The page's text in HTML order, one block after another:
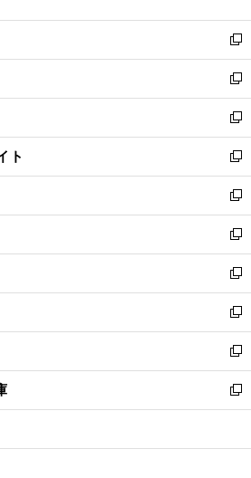
開
く
ウ
で
開
く
ン
ド
ウ
で
開
く
ウ
ィ
ン
ド
ウ
で
開
く
新
し
い
ウ
ィ
ン
ド
ウ
で
開
く
新
し
い
ウ
ィ
ン
ド
ウ
で
開
く
新
し
い
ウ
ィ
ン
ド
ウ
で
開
く
ト
新
し
い
ウ
ィ
ン
ド
ウ
で
開
く
新
し
い
ウ
ィ
ン
ド
ウ
で
開
く
新
し
い
ウ
ィ
ン
ド
ウ
で
開
新
し
い
ウ
ィ
ン
ド
ウ
開
新
し
い
ウ
ィ
ン
ウ
新
し
い
ウ
ン
新
し
ウ